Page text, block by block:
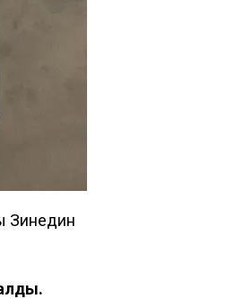
Зинедин